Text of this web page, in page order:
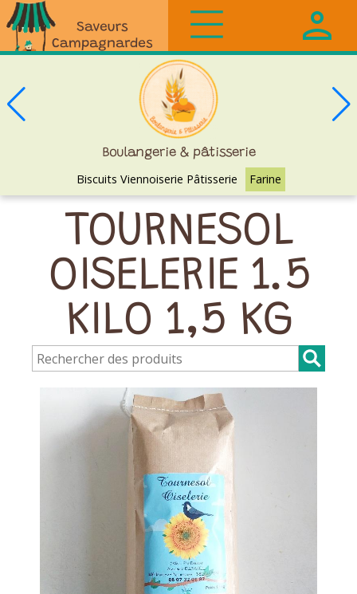
Saveurs
Campagnardes
Boulangerie & pâtisserie
Biscuits Viennoiserie Pâtisserie Farine
TOURNESOL
OISELERIE 1.5
KILO 1,5 KG